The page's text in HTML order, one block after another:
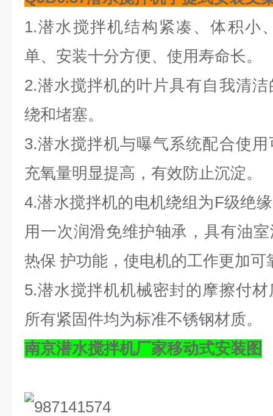
1.潜水搅拌机结构紧凑、体积小
单、安装十分方便、使用寿命长。
2.潜水搅拌机的叶片具有自我清
绕和堵塞。
3.潜水搅拌机与曝气系统配合使
充氧量明显提高，有效防止沉淀。
4.潜水搅拌机的电机绕组为F级绝
用一次润滑免维护轴承，具有油
热保 护功能，使电机的工作更加可
5.潜水搅拌机机械密封的摩擦付
所有紧固件均为标准不锈钢材质。
南京潜水搅拌机厂家移动式安装图